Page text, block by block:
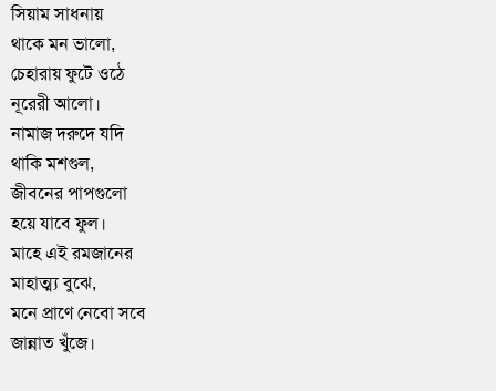
সিয়াম সাধনায়
থাকে মন ভালো,
চেহারায় ফুটে ওঠে
নূরেরী আলো।
নামাজ দরুদে যদি
থাকি মশগুল,
জীবনের পাপগুলো
হয়ে যাবে ফুল।
মাহে এই রমজানের
মাহাত্ম্য বুঝে,
মনে প্রাণে নেবো সবে
জান্নাত খুঁজে।